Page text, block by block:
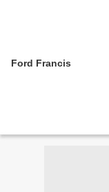
Ford Francis